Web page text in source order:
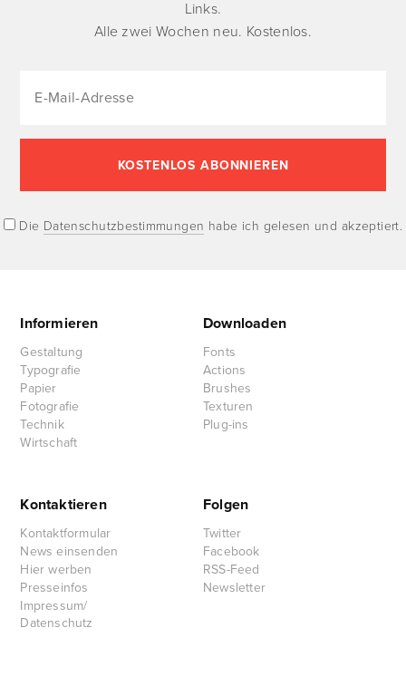
Links.
Alle zwei Wochen neu. Kostenlos.
Die Datenschutzbestimmungen habe ich gelesen und akzeptiert.
Informieren
Gestaltung
Typografie
Papier
Fotografie
Technik
Wirtschaft
Downloaden
Fonts
Actions
Brushes
Texturen
Plug-ins
Kontaktieren
Kontaktformular
News einsenden
Hier werben
Presseinfos
Impressum/
Datenschutz
Folgen
Twitter
Facebook
RSS-Feed
Newsletter